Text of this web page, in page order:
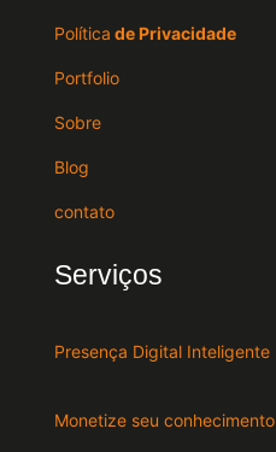
Política de Privacidade
Portfolio
Sobre
Blog
contato
Serviços
Presença Digital Inteligente
Monetize seu conhecimento